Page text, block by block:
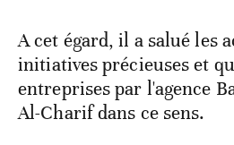
A cet égard, il a salué les
initiatives précieuses et
entreprises par l'agence
Al-Charif dans ce sens.